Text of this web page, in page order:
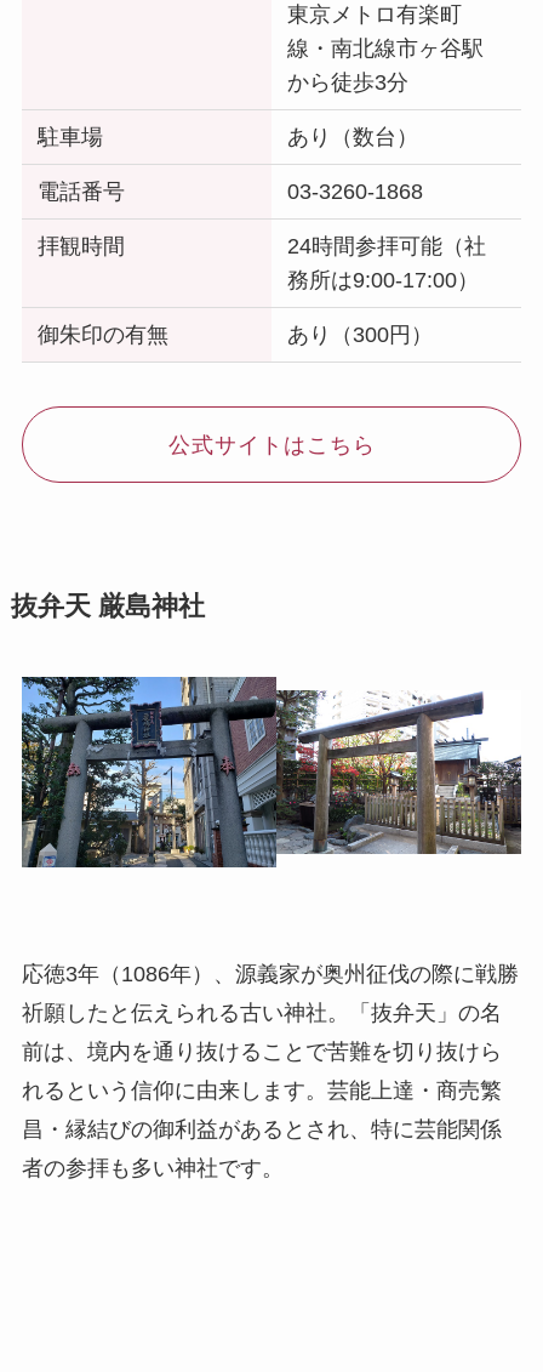
東京メトロ有楽町
線・南北線市ヶ谷駅
から徒歩3分
駐車場 あり（数台）
電話番号 03-3260-1868
拝観時間
24時間参拝可能（社
務所は9:00-17:00）
御朱印の有無 あり（300円）
公式サイトはこちら
抜弁天 厳島神社
応徳3年（1086年）、源義家が奥州征伐の際に戦勝
祈願したと伝えられる古い神社。「抜弁天」の名
前は、境内を通り抜けることで苦難を切り抜けら
れるという信仰に由来します。芸能上達・商売繁
昌・縁結びの御利益があるとされ、特に芸能関係
者の参拝も多い神社です。